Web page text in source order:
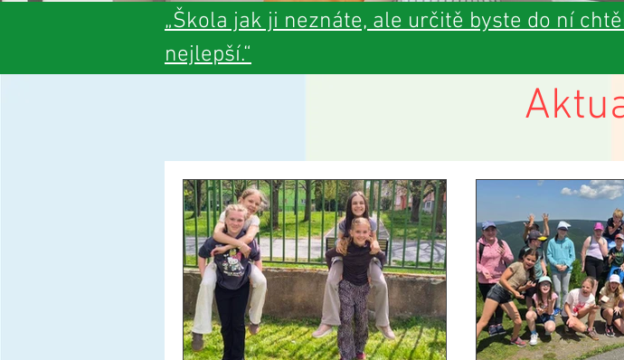
„Škola jak ji neznáte, ale určitě byste do ní
nejlepší.“